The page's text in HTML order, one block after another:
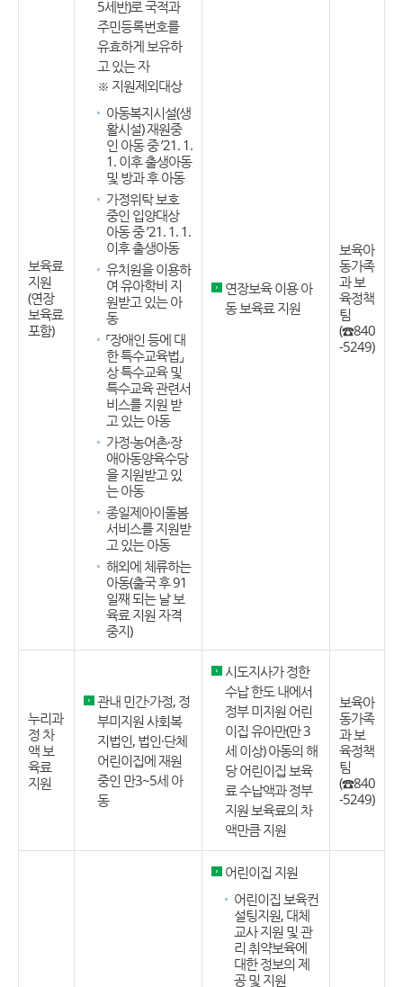
보육료
지원
(연장
보육료
포함)
5세반)로 국적과
주민등록번호를
유효하게 보유하
고 있는 자
※ 지원제외대상
아동복지시설(생
활시설) 재원중
인 아동 중 ’21. 1.
1. 이후 출생아동
및 방과 후 아동
가정위탁 보호
중인 입양대상
아동 중 ’21. 1. 1.
이후 출생아동
유치원을 이용하
여 유아학비 지
원받고 있는 아
동
「장애인 등에 대
한 특수교육법」
상 특수교육 및
특수교육 관련서
비스를 지원 받
고 있는 아동
가정·농어촌·장
애아동양육수당
을 지원받고 있
는 아동
종일제아이돌봄
서비스를 지원받
고 있는 아동
해외에 체류하는
아동(출국 후 91
일째 되는 날 보
육료 지원 자격
중지)
연장보육 이용 아
동 보육료 지원
보육아
동가족
과 보
육정책
팀
(☎840
-5249)
누리과
정 차
액 보
육료
지원
관내 민간·가정, 정
부미지원 사회복
지법인, 법인·단체
어린이집에 재원
중인 만3~5세 아
동
시도지사가 정한
수납 한도 내에서
정부 미지원 어린
이집 유아만(만 3
세 이상) 아동의 해
당 어린이집 보육
료 수납액과 정부
지원 보육료의 차
액만큼 지원
보육아
동가족
과 보
육정책
팀
(☎840
-5249)
어린이집 지원
어린이집 보육컨
설팅지원, 대체
교사 지원 및 관
리 취약보육에
대한 정보의 제
공 및 지원